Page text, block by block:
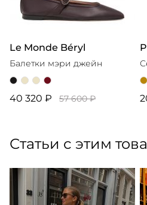
Le Monde Béryl
Балетки мэри джейн
40 320 ₽ 57 600 ₽
Статьи с этим